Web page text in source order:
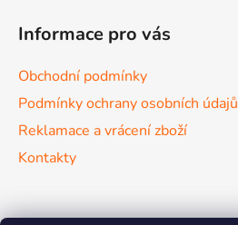
Informace pro vás
Obchodní podmínky
Podmínky ochrany osobních údajů
Reklamace a vrácení zboží
Kontakty